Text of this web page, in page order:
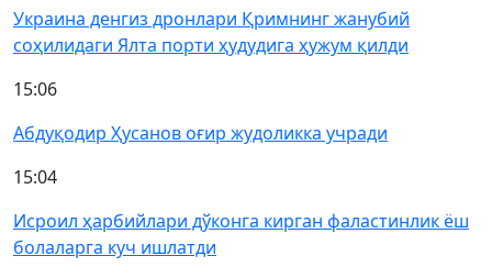
Украина денгиз дронлари Қримнинг жанубий
соҳилидаги Ялта порти ҳудудига ҳужум қилди
15:06
Абдуқодир Ҳусанов оғир жудоликка учради
15:04
Исроил ҳарбийлари дўконга кирган фаластинлик ёш
болаларга куч ишлатди